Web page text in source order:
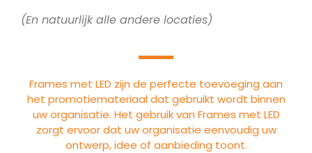
(En natuurlijk alle andere locaties)
Frames met LED zijn de perfecte toevoeging aan
het promotiemateriaal dat gebruikt wordt binnen
uw organisatie. Het gebruik van Frames met LED
zorgt ervoor dat uw organisatie eenvoudig uw
ontwerp, idee of aanbieding toont.